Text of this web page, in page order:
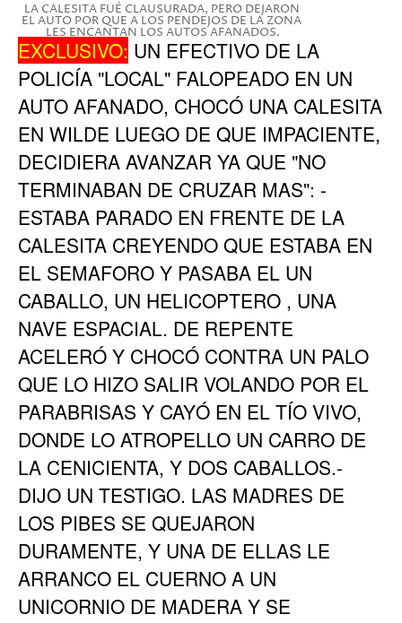
LA CALESITA FUÉ CLAUSURADA, PERO DEJARON
EL AUTO POR QUE A LOS PENDEJOS DE LA ZONA
LES ENCANTAN LOS AUTOS AFANADOS.
EXCLUSIVO: UN EFECTIVO DE LA
POLICÍA "LOCAL" FALOPEADO EN UN
AUTO AFANADO, CHOCÓ UNA CALESITA
EN WILDE LUEGO DE QUE IMPACIENTE,
DECIDIERA AVANZAR YA QUE "NO
TERMINABAN DE CRUZAR MAS": -
ESTABA PARADO EN FRENTE DE LA
CALESITA CREYENDO QUE ESTABA EN
EL SEMAFORO Y PASABA EL UN
CABALLO, UN HELICOPTERO , UNA
NAVE ESPACIAL. DE REPENTE
ACELERÓ Y CHOCÓ CONTRA UN PALO
QUE LO HIZO SALIR VOLANDO POR EL
PARABRISAS Y CAYÓ EN EL TÍO VIVO,
DONDE LO ATROPELLO UN CARRO DE
LA CENICIENTA, Y DOS CABALLOS.-
DIJO UN TESTIGO. LAS MADRES DE
LOS PIBES SE QUEJARON
DURAMENTE, Y UNA DE ELLAS LE
ARRANCO EL CUERNO A UN
UNICORNIO DE MADERA Y SE